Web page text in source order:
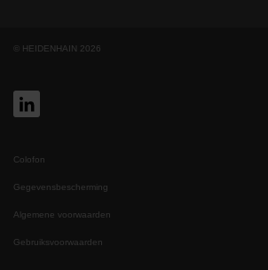
© HEIDENHAIN 2026
Colofon
Gegevensbescherming
Algemene voorwaarden
Gebruiksvoorwaarden